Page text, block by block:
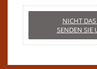
NICHT
SENDEN SIE